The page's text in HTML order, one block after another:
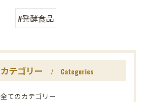
#発酵食品
カテゴリー Categories
全てのカテゴリー